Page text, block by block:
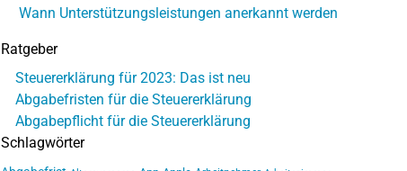
Wann Unterstützungsleistungen anerkannt werden
Ratgeber
Steuererklärung für 2023: Das ist neu
Abgabefristen für die Steuererklärung
Abgabepflicht für die Steuererklärung
Schlagwörter